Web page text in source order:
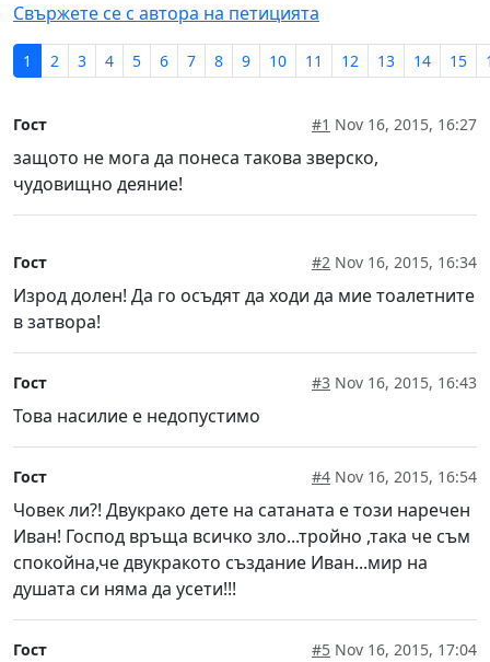
Свържете се с автора на петицията
1 2 3 4 5 6 7 8 9 10 11 12 13 14 15
Гост #1 Nov 16, 2015, 16:27
защото не мога да понеса такова зверско,
чудовищно деяние!
Гост #2 Nov 16, 2015, 16:34
Изрод долен! Да го осъдят да ходи да мие тоалетните
в затвора!
Гост #3 Nov 16, 2015, 16:43
Това насилие е недопустимо
Гост #4 Nov 16, 2015, 16:54
Човек ли?! Двукрако дете на сатаната е този наречен
Иван! Господ връща всичко зло...тройно ,така че съм
спокойна,че двукракото създание Иван...мир на
душата си няма да усети!!!
Гост #5 Nov 16, 2015, 17:04